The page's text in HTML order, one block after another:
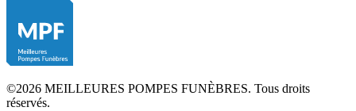
©2026 MEILLEURES POMPES FUNÈBRES. Tous droits
réservés.